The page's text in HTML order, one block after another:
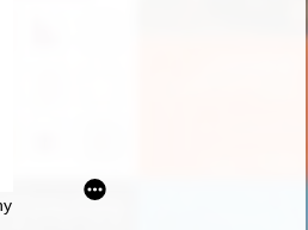
i Polski w związkach wzajemnych i